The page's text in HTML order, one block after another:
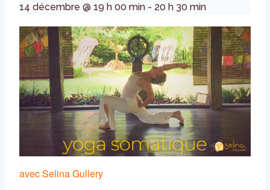
14 décembre @ 19 h 00 min - 20 h 30 min
avec Selina Gullery